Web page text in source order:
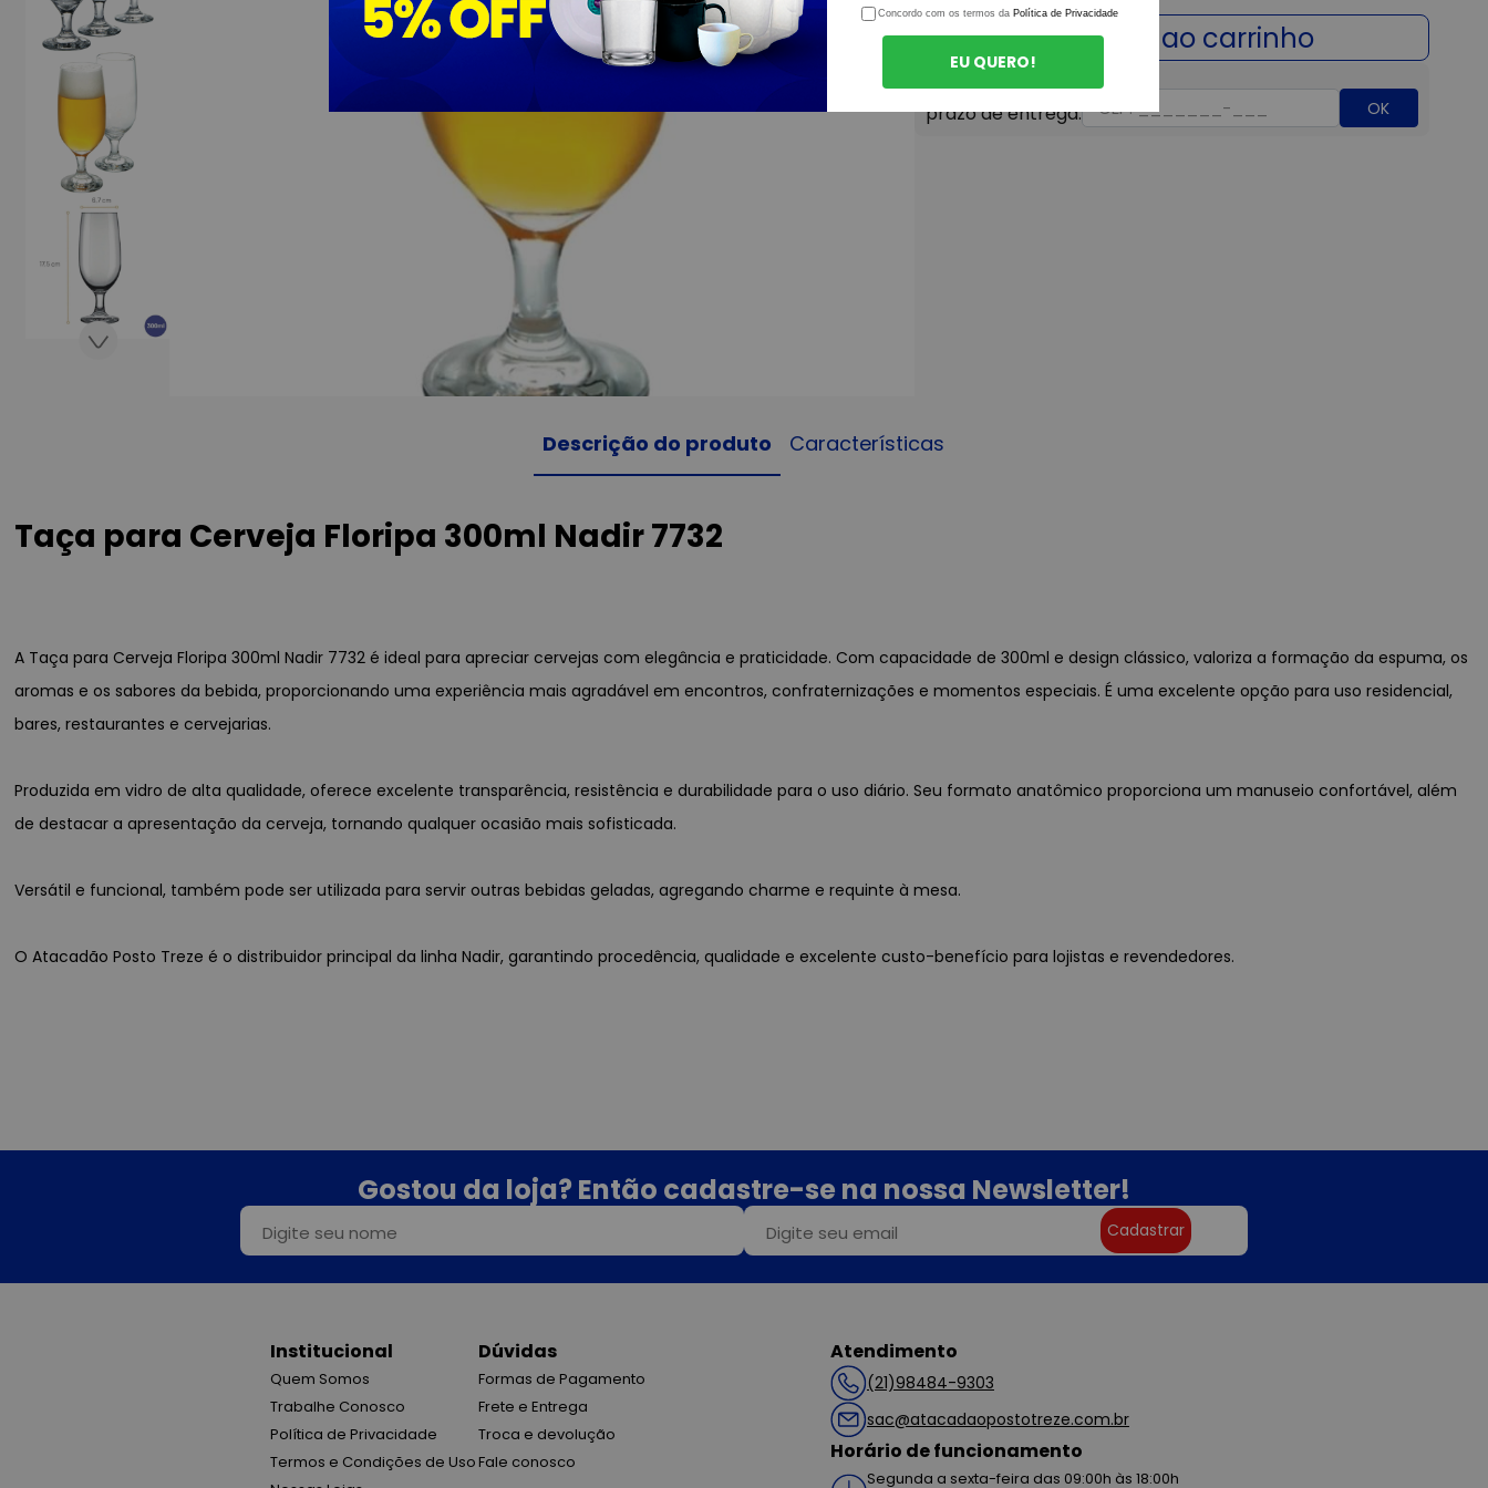
OK
Descrição do produto Características
Taça para Cerveja Floripa 300ml Nadir 7732
A Taça para Cerveja Floripa 300ml Nadir 7732 é ideal para apreciar cervejas com elegância e praticidade. Com capacidade de 300ml e design clássico, valoriza a formação da espuma, os
aromas e os sabores da bebida, proporcionando uma experiência mais agradável em encontros, confraternizações e momentos especiais. É uma excelente opção para uso residencial,
bares, restaurantes e cervejarias.
Produzida em vidro de alta qualidade, oferece excelente transparência, resistência e durabilidade para o uso diário. Seu formato anatômico proporciona um manuseio confortável, além
de destacar a apresentação da cerveja, tornando qualquer ocasião mais sofisticada.
Versátil e funcional, também pode ser utilizada para servir outras bebidas geladas, agregando charme e requinte à mesa.
O Atacadão Posto Treze é o distribuidor principal da linha Nadir, garantindo procedência, qualidade e excelente custo-benefício para lojistas e revendedores.
Gostou da loja? Então cadastre-se na nossa Newsletter!
Cadastrar
Institucional
Quem Somos
Trabalhe Conosco
Política de Privacidade
Termos e Condições de Uso
Dúvidas
Formas de Pagamento
Frete e Entrega
Troca e devolução
Fale conosco
Atendimento
(21)98484-9303
sac@atacadaopostotreze.com.br
Horário de funcionamento
Segunda a sexta-feira das 09:00h às 18:00h
Concordo com os termos da Política de Privacidade
EU QUERO!